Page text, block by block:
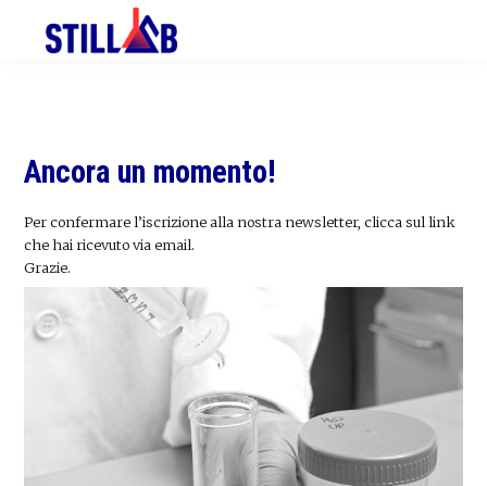
primary
primary
Ancora un momento!
Per confermare l’iscrizione alla nostra newsletter, clicca sul link
che hai ricevuto via email.
Grazie.